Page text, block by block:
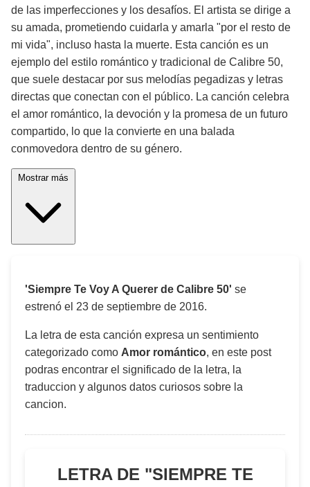
de las imperfecciones y los desafíos. El artista se dirige a
su amada, prometiendo cuidarla y amarla "por el resto de
mi vida", incluso hasta la muerte. Esta canción es un
ejemplo del estilo romántico y tradicional de Calibre 50,
que suele destacar por sus melodías pegadizas y letras
directas que conectan con el público. La canción celebra
el amor romántico, la devoción y la promesa de un futuro
compartido, lo que la convierte en una balada
conmovedora dentro de su género.
'Siempre Te Voy A Querer de Calibre 50' se
estrenó el 23 de septiembre de 2016.
La letra de esta canción expresa un sentimiento
categorizado como Amor romántico, en este post
podras encontrar el significado de la letra, la
traduccion y algunos datos curiosos sobre la
cancion.
LETRA DE "SIEMPRE TE